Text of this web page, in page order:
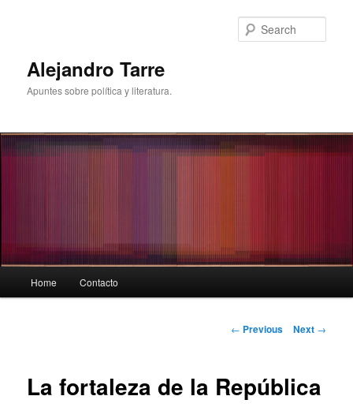
Alejandro Tarre
Apuntes sobre política y literatura.
Home Contacto
Post
← Previous Next →
La fortaleza de la República